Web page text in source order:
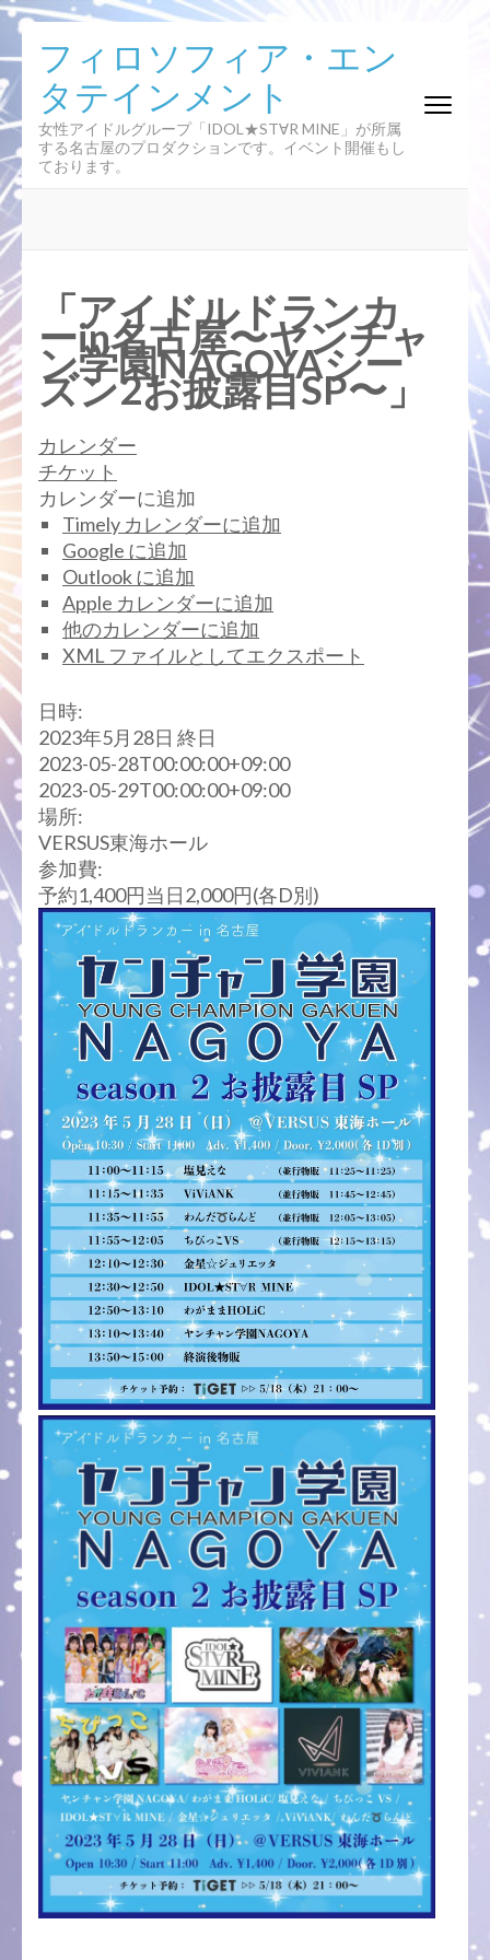
コ
ン
ツ
へ
ス
キ
プ
(Enter
を
押
す)
フィロソフィア・エン
タテインメント
女性アイドルグループ「IDOL★ST∀R MINE」が所属
する名古屋のプロダクションです。イベント開催もし
ております。
「アイドルドランカ
ーin名古屋〜ヤンチャ
ン学園NAGOYAシー
ズン2お披露目SP〜」
カレンダー
チケット
カレンダーに追加
Timely カレンダーに追加
Google に追加
Outlook に追加
Apple カレンダーに追加
他のカレンダーに追加
XML ファイルとしてエクスポート
日時:
2023年5月28日 終日
2023-05-28T00:00:00+09:00
2023-05-29T00:00:00+09:00
場所:
VERSUS東海ホール
参加費:
予約1,400円当日2,000円(各D別)